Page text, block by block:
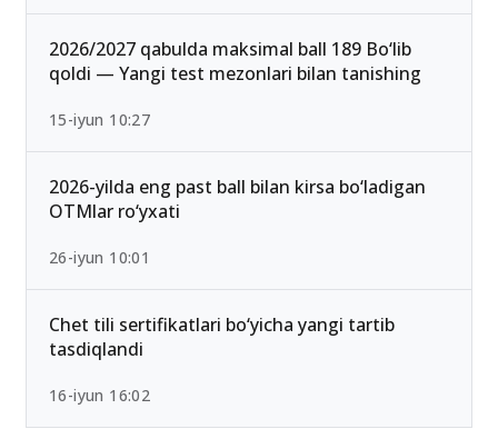
2026/2027 qabulda maksimal ball 189 Bo‘lib
qoldi — Yangi test mezonlari bilan tanishing
15-iyun 10:27
2026-yilda eng past ball bilan kirsa bo‘ladigan
OTMlar ro‘yxati
26-iyun 10:01
Chet tili sertifikatlari bo‘yicha yangi tartib
tasdiqlandi
16-iyun 16:02